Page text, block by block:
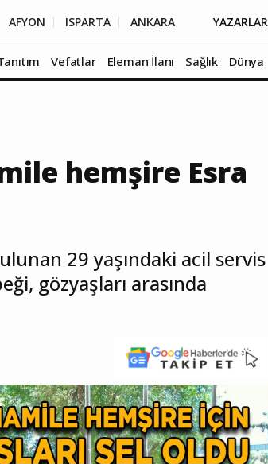
AFYON ISPARTA ANKARA YAZARLAR
Vefatlar Eleman İlanı Sağlık Dünya
hemşire Esra
29 yaşındaki acil servis
gözyaşları arasında